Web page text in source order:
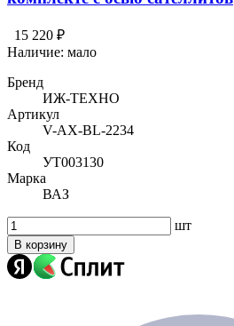
15 220 ₽
Наличие: мало
Бренд
ИЖ-ТЕХНО
Артикул
V-AX-BL-2234
Код
УТ003130
Марка
ВАЗ
шт
В корзину